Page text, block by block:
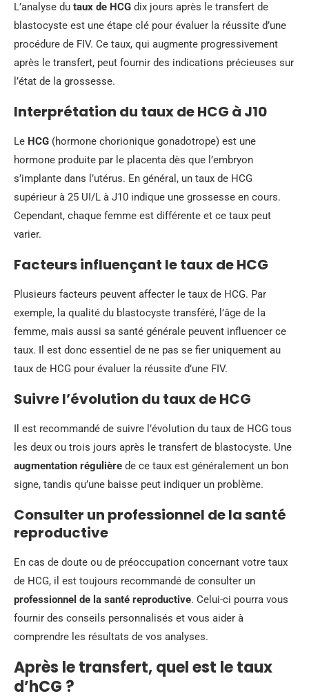
L’analyse du taux de HCG dix jours après le transfert de
blastocyste est une étape clé pour évaluer la réussite d’une
procédure de FIV. Ce taux, qui augmente progressivement
après le transfert, peut fournir des indications précieuses sur
l’état de la grossesse.
Interprétation du taux de HCG à J10
Le HCG (hormone chorionique gonadotrope) est une
hormone produite par le placenta dès que l’embryon
s’implante dans l’utérus. En général, un taux de HCG
supérieur à 25 UI/L à J10 indique une grossesse en cours.
Cependant, chaque femme est différente et ce taux peut
varier.
Facteurs influençant le taux de HCG
Plusieurs facteurs peuvent affecter le taux de HCG. Par
exemple, la qualité du blastocyste transféré, l’âge de la
femme, mais aussi sa santé générale peuvent influencer ce
taux. Il est donc essentiel de ne pas se fier uniquement au
taux de HCG pour évaluer la réussite d’une FIV.
Suivre l’évolution du taux de HCG
Il est recommandé de suivre l’évolution du taux de HCG tous
les deux ou trois jours après le transfert de blastocyste. Une
augmentation régulière de ce taux est généralement un bon
signe, tandis qu’une baisse peut indiquer un problème.
Consulter un professionnel de la santé
reproductive
En cas de doute ou de préoccupation concernant votre taux
de HCG, il est toujours recommandé de consulter un
professionnel de la santé reproductive. Celui-ci pourra vous
fournir des conseils personnalisés et vous aider à
comprendre les résultats de vos analyses.
Après le transfert, quel est le taux
d’hCG ?